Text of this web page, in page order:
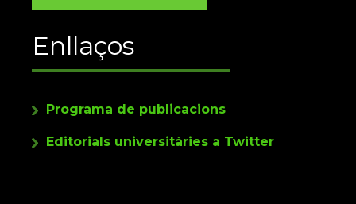
Enllaços
Programa de publicacions
Editorials universitàries a Twitter